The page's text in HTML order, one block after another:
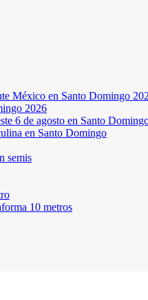
México en Santo Domingo
2026
6 de agosto en Santo
en Santo Domingo
semis
10 metros